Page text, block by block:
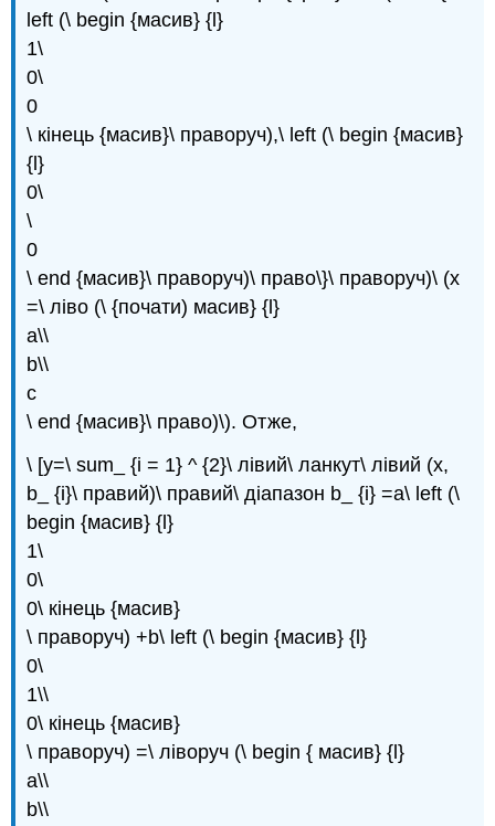
left (\ begin {масив} {l}
1\
0\
0
\ кінець {масив}\ праворуч),\ left (\ begin {масив}
{l}
0\
\
0
\ end {масив}\ праворуч)\ право\}\ праворуч)\ (x
=\ ліво (\ {почати) масив} {l}
a\\
b\\
c
\ end {масив}\ право)\). Отже,
\ [y=\ sum_ {i = 1} ^ {2}\ лівий\ ланкут\ лівий (x,
b_ {i}\ правий)\ правий\ діапазон b_ {i} =a\ left (\
begin {масив} {l}
1\
0\
0\ кінець {масив}
\ праворуч) +b\ left (\ begin {масив} {l}
0\
1\\
0\ кінець {масив}
\ праворуч) =\ ліворуч (\ begin { масив} {l}
a\\
b\\